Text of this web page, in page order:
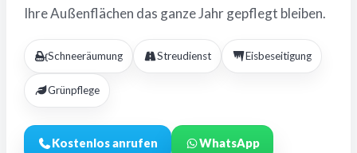
Ihre Außenflächen das ganze Jahr gepflegt bleiben.
Schneeräumung Streudienst Eisbeseitigung
Grünpflege
Kostenlos anrufen WhatsApp